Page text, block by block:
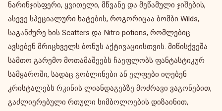
ნარინჯისფერი, ყვითელი, მწვანე და მეწამული ჯიშების,
ასევე სპეციალური ხატების, როგორიცაა ბომბი Wilds,
საგანძურე ხის Scatters და Nitro potions, რომლებიც
ავსებენ მრიცხველს ბონუს აქტივაციისთვის. მიწისქვეშა
სამთო გარემო მოთამაშეებს ჩაეფლობს ფანტასტიკურ
სამყაროში, სადაც გობლინები ან ელფები იღებენ
კრისტალებს რკინის ლიანდაგებზე მოძრავი ვაგონებით,
გაძლიერებული რთული სიმბოლოების დიზაინით,